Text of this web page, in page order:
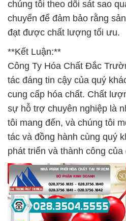
chúng tôi theo dõi sát sao
chuyển để đảm bảo rằng
đạt được chất lượng tối ưu.
**Kết Luận:**
Công Ty Hóa Chất Đắc
tác đáng tin cậy của quý
cung cấp hóa chất. Chất
sự hỗ trợ chuyên nghiệp là
tôi mang đến, và chúng tôi
tác và đồng hành cùng quý
phát triển và thành công của